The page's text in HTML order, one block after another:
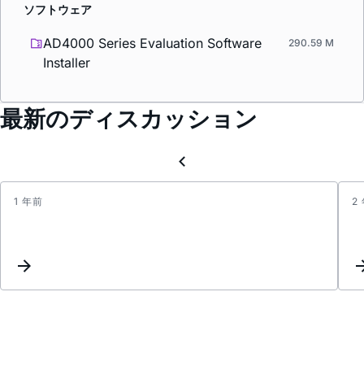
ソフトウェア
AD4000 Series Evaluation Software
Installer
290.59 M
最新のディスカッション
1 年前
7000,
2